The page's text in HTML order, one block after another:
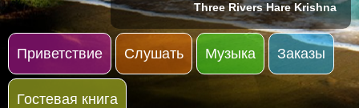
Three Rivers Hare Krishna
Приветствие Слушать Музыка Заказы
Гостевая книга